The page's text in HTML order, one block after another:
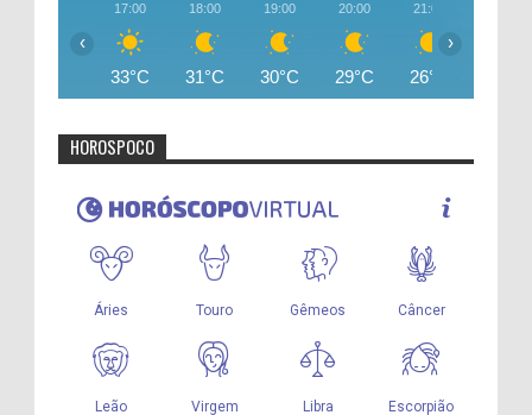
17:00
33°C
18:00
31°C
19:00
30°C
20:00
29°C
21:00
26°C
‹ ›
HOROSPOCO